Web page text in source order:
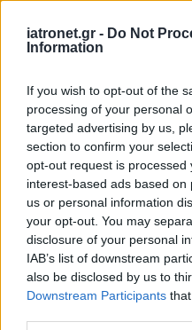
iatronet.gr - Do Not
Information
If you wish to opt-out of the
processing of your personal
targeted advertising by us,
section to confirm your
opt-out request is processed
interest-based ads based
us or personal information
your opt-out. You may
disclosure of your personal
IAB’s list of downstream
also be disclosed by us to
Downstream Participants